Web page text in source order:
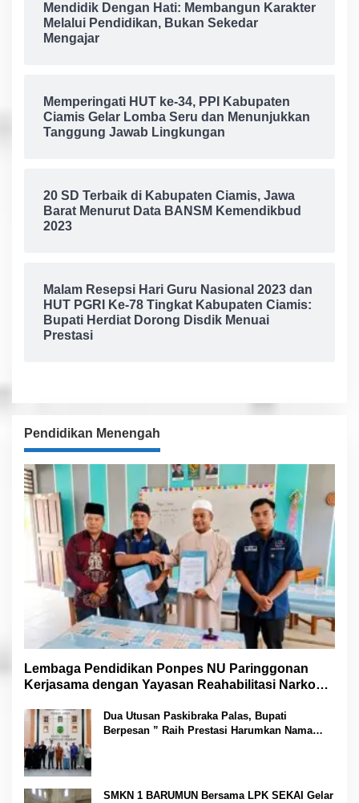
Mendidik Dengan Hati: Membangun Karakter
Melalui Pendidikan, Bukan Sekedar
Mengajar
Memperingati HUT ke-34, PPI Kabupaten
Ciamis Gelar Lomba Seru dan Menunjukkan
Tanggung Jawab Lingkungan
20 SD Terbaik di Kabupaten Ciamis, Jawa
Barat Menurut Data BANSM Kemendikbud
2023
Malam Resepsi Hari Guru Nasional 2023 dan
HUT PGRI Ke-78 Tingkat Kabupaten Ciamis:
Bupati Herdiat Dorong Disdik Menuai
Prestasi
Pendidikan Menengah
Lembaga Pendidikan Ponpes NU Paringgonan
Kerjasama dengan Yayasan Reahabilitasi Narkoba
Dua Utusan Paskibraka Palas, Bupati
Berpesan ” Raih Prestasi Harumkan Nama
SMKN 1 BARUMUN Bersama LPK SEKAI Gelar